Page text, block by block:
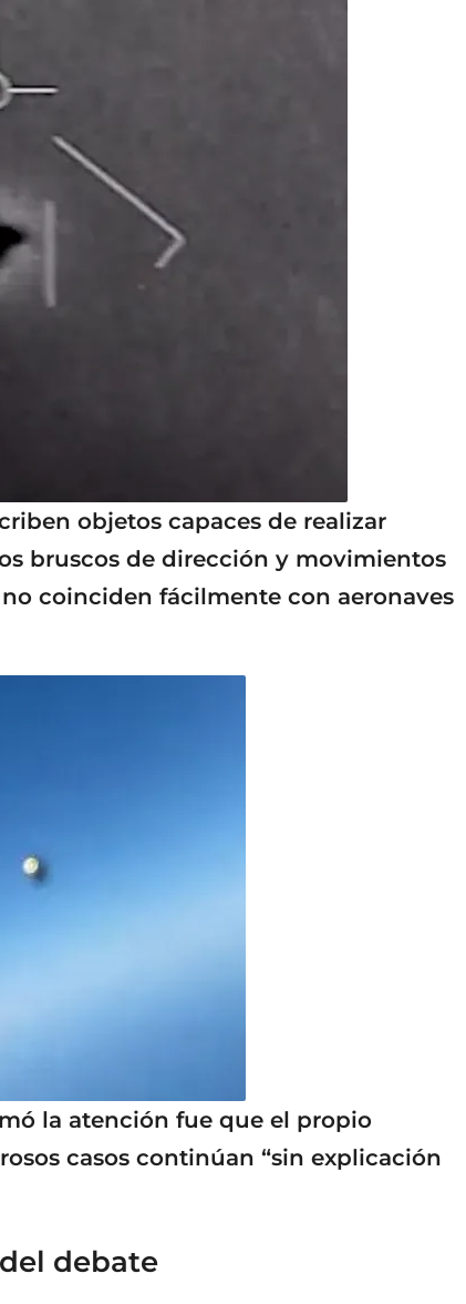
objetos capaces de realizar
bruscos de dirección y movimientos
coinciden fácilmente con aeronaves
la atención fue que el propio
casos continúan “sin explicación
debate